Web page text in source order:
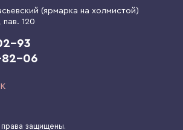
(ярмарка на холмистой)
пав. 120
93
06
защищены.